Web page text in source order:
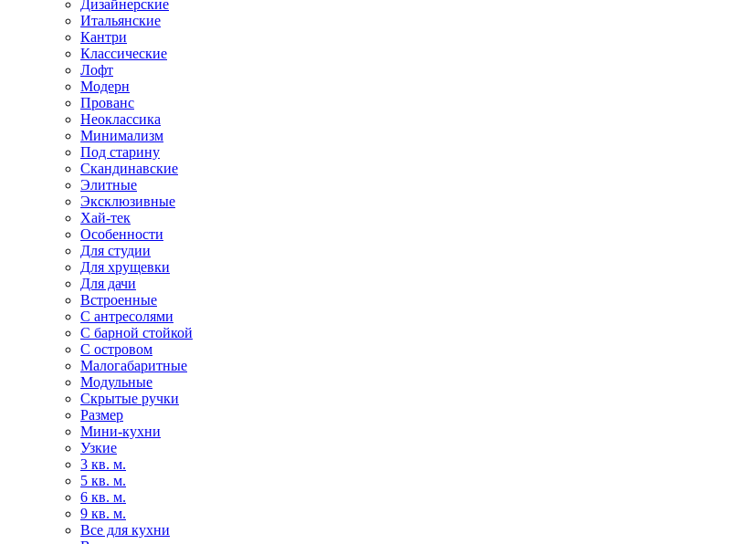
Дизайнерские
Итальянские
Кантри
Классические
Лофт
Модерн
Прованс
Неоклассика
Минимализм
Под старину
Скандинавские
Элитные
Эксклюзивные
Хай-тек
Особенности
Для студии
Для хрущевки
Для дачи
Встроенные
С антресолями
С барной стойкой
С островом
Малогабаритные
Модульные
Скрытые ручки
Размер
Мини-кухни
Узкие
3 кв. м.
5 кв. м.
6 кв. м.
9 кв. м.
Все для кухни